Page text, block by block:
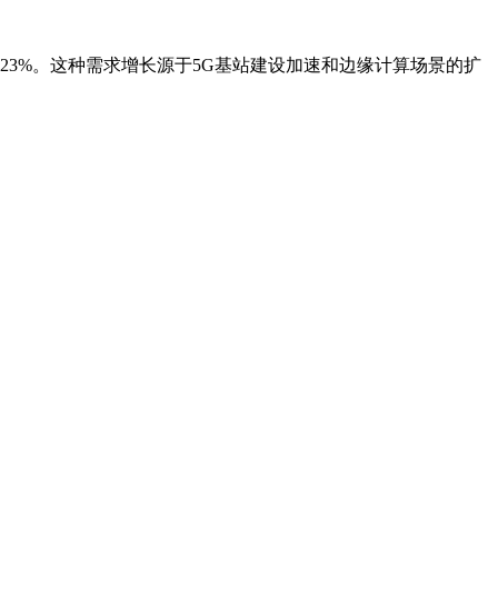
。这种需求增长源于5G基站建设加速和边缘计算场景的扩